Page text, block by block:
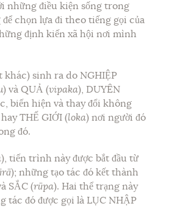
những điều kiện sống trong
chọn lựa đi theo tiếng gọi của
định kiến xã hội nơi mình
khác) sinh ra do NGHIỆP
) và QUẢ (vipaka), DUYÊN
biến hiện và thay đổi không
THẾ GIỚI (loka) nơi người đó
đó.
), tiến trình này được bắt đầu từ
); những tạo tác đó kết thành
SẮC (rūpa). Hai thể trạng này
tác đó được gọi là LỤC NHẬP